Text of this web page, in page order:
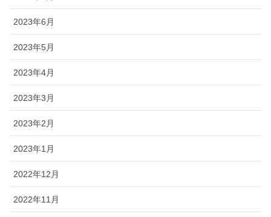
2023年6月
2023年5月
2023年4月
2023年3月
2023年2月
2023年1月
2022年12月
2022年11月